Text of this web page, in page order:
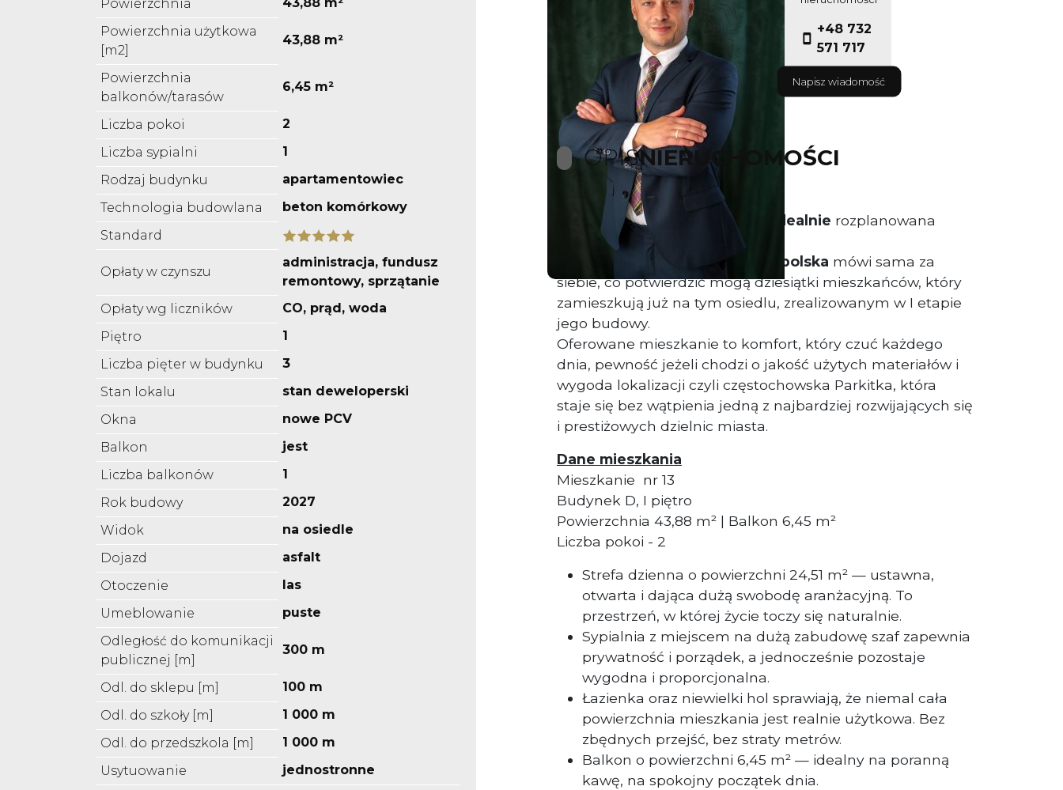
Powierzchnia
Powierzchnia użytkowa
[m2]
43,88 m²
Powierzchnia
balkonów/tarasów
6,45 m²
Liczba pokoi
2
Liczba sypialni
1
Rodzaj budynku
apartamentowiec
Technologia budowlana
beton komórkowy
Standard
Opłaty w czynszu
administracja, fundusz
remontowy, sprzątanie
Opłaty wg liczników
CO, prąd, woda
Piętro
1
Liczba pięter w budynku
3
Stan lokalu
stan deweloperski
Okna
nowe PCV
Balkon
jest
Liczba balkonów
1
Rok budowy
2027
Widok
na osiedle
Dojazd
asfalt
Otoczenie
las
Umeblowanie
puste
Odległość do komunikacji
publicznej [m]
300 m
Odl. do sklepu [m]
100 m
Odl. do szkoły [m]
1 000 m
Odl. do przedszkola [m]
1 000 m
Usytuowanie
jednostronne
+48 732
571 717
Napisz wiadomość
OPISNIERUCHOMOŚCI
Nowoczesne mieszkanie oraz idealnie rozplanowana
przestrzeń.
Park Małopolska mówi sama za
siebie, co potwierdzić mogą dziesiątki mieszkańców, który
zamieszkują już na tym osiedlu, zrealizowanym w I etapie
jego budowy.
Oferowane mieszkanie to komfort, który czuć każdego
dnia, pewność jeżeli chodzi o jakość użytych materiałów i
wygoda lokalizacji czyli częstochowska Parkitka, która
staje się bez wątpienia jedną z najbardziej rozwijających się
i prestiżowych dzielnic miasta.
Dane mieszkania
Mieszkanie nr 13
Budynek D, I piętro
Powierzchnia 43,88 m² | Balkon 6,45 m²
Liczba pokoi - 2
Strefa dzienna o powierzchni 24,51 m² — ustawna,
otwarta i dająca dużą swobodę aranżacyjną. To
przestrzeń, w której życie toczy się naturalnie.
Sypialnia z miejscem na dużą zabudowę szaf zapewnia
prywatność i porządek, a jednocześnie pozostaje
wygodna i proporcjonalna.
Łazienka oraz niewielki hol sprawiają, że niemal cała
powierzchnia mieszkania jest realnie użytkowa. Bez
zbędnych przejść, bez straty metrów.
Balkon o powierzchni 6,45 m² — idealny na poranną
kawę, na spokojny początek dnia.